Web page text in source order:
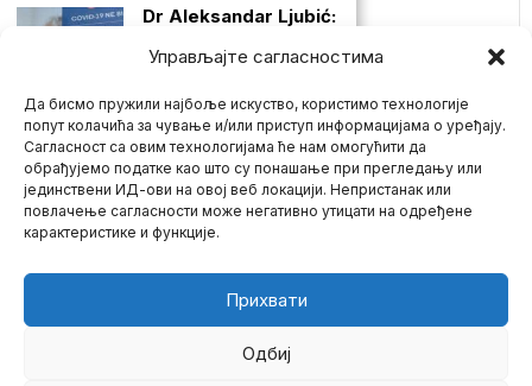
Управљајте сагласностима
Да бисмо пружили најбоље искуство, користимо технологије
попут колачића за чување и/или приступ информацијама о уређају.
Сагласност са овим технологијама ће нам омогућити да
обрађујемо податке као што су понашање при прегледању или
јединствени ИД-ови на овој веб локацији. Непристанак или
повлачење сагласности може негативно утицати на одређене
карактеристике и функције.
Прихвати
Одбиј
Mario zna Youtube
Dr Aleksandar Ljubić:
FAJZEROVI bilbordi u
Srbiji govore da
korona profiteri ne
sa krajem
PLANDEMIJE
Kako se približava i
zvanično proglašenje
kraja cirkusa 19(praktično
je
TURCI su sinoć pravili
EVROPI! Pogledajte
masovne tuče koje
su započeli turski
navijači od Berlina do